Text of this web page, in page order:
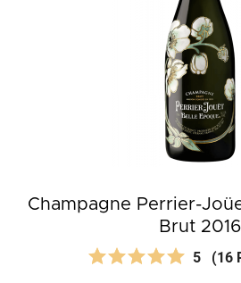
Champagne Perrier-
Brut 2016
5 (16